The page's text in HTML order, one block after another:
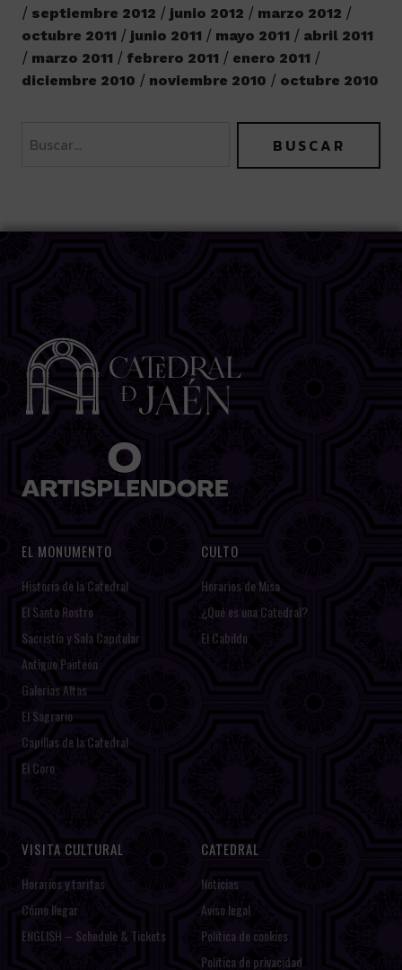
septiembre 2012
junio 2012
marzo 2012
octubre 2011
junio 2011 mayo 2011
abril 2011
marzo 2011
febrero 2011
enero 2011
diciembre 2010
noviembre 2010 octubre 2010
EL MONUMENTO
Historia de la Catedral
El Santo Rostro
Sacristía y Sala Capitular
Antiguo Panteón
Galerías Altas
El Sagrario
Capillas de la Catedral
El Coro
CULTO
Horarios de Misa
¿Qué es una Catedral?
El Cabildo
VISITA CULTURAL
Horarios y tarifas
Cómo llegar
ENGLISH – Schedule & Tickets
CATEDRAL
Noticias
Aviso legal
Política de cookies
Política de privacidad